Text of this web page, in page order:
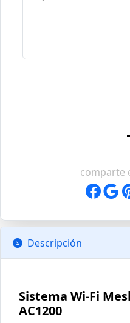
comparte
Descripción
Sistema Wi-Fi
AC1200